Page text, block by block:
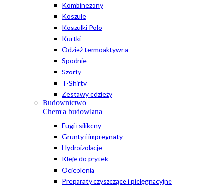
Kombinezony
Koszule
Koszulki Polo
Kurtki
Odzież termoaktywna
Spodnie
Szorty
T-Shirty
Zestawy odzieży
Budownictwo
Chemia budowlana
Fugi i silikony
Grunty i impregnaty
Hydroizolacje
Kleje do płytek
Ocieplenia
Preparaty czyszczące i pielęgnacyjne